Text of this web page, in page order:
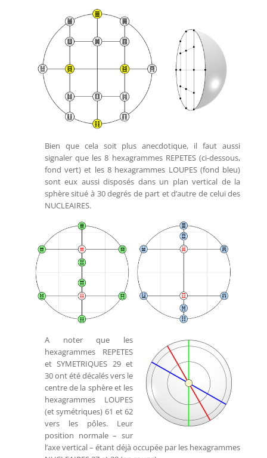
Bien que cela soit plus anecdotique, il faut aussi
signaler que les 8 hexagrammes REPETES (ci-dessous,
fond vert) et les 8 hexagrammes LOUPES (fond bleu)
sont eux aussi disposés dans un plan vertical de la
sphère situé à 30 degrés de part et d’autre de celui des
NUCLEAIRES.
A noter que les
hexagrammes REPETES
et SYMETRIQUES 29 et
30 ont été décalés vers le
centre de la sphère et les
hexagrammes LOUPES
(et symétriques) 61 et 62
vers les pôles. Leur
position normale – sur
l’axe vertical – étant déjà occupée par les hexagrammes